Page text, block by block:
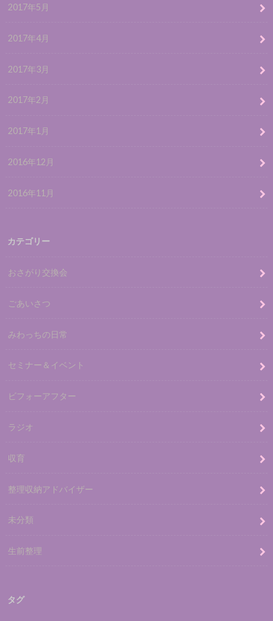
2017年5月
2017年4月
2017年3月
2017年2月
2017年1月
2016年12月
2016年11月
カテゴリー
おさがり交換会
ごあいさつ
みわっちの日常
セミナー＆イベント
ビフォーアフター
ラジオ
収育
整理収納アドバイザー
未分類
生前整理
タグ